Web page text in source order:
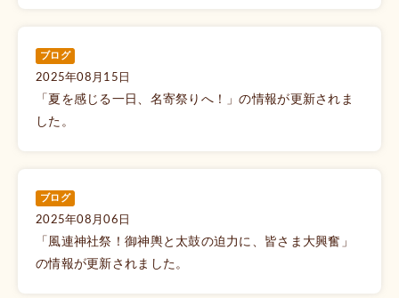
ブログ
2025年08月15日
「夏を感じる一日、名寄祭りへ！」の情報が更新されま
した。
ブログ
2025年08月06日
「風連神社祭！御神輿と太鼓の迫力に、皆さま大興奮」
の情報が更新されました。